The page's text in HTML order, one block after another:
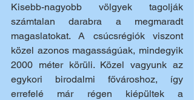
Kisebb-nagyobb völgyek tagolják
számtalan darabra a megmaradt
magaslatokat. A csúcsrégiók viszont
közel azonos magasságúak, mindegyik
2000 méter körüli. Közel vagyunk az
egykori birodalmi fővároshoz, így
errefelé már régen kiépültek a